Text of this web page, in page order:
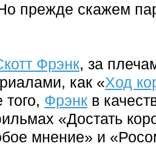
прежде скажем
Фрэнк, за
как «Ход
Фрэнк в
«Достать
мнение» и